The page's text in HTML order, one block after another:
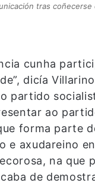
tras
cunha
dicía
partido
ao
forma parte
e axudareino
na que
de